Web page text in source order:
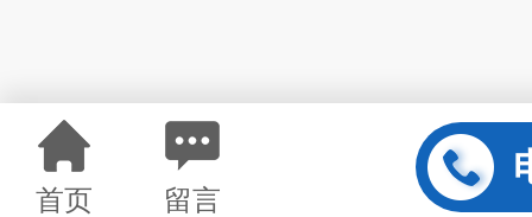
首页 留言